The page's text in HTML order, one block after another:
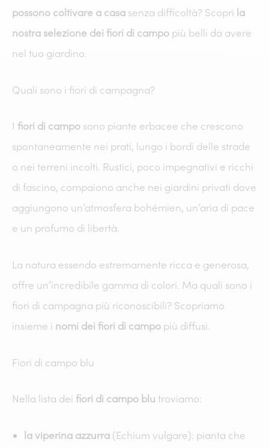
possono coltivare a casa senza difficoltà? Scopri la
nostra selezione dei fiori di campo più belli da avere
nel tuo giardino.
Quali sono i fiori di campagna?
I fiori di campo sono piante erbacee che crescono
spontaneamente nei prati, lungo i bordi delle strade
o nei terreni incolti. Rustici, poco impegnativi e ricchi
di fascino, compaiono anche nei giardini privati ​​dove
aggiungono un’atmosfera bohémien, un’aria di pace
e un profumo di libertà.
La natura essendo estremamente ricca e generosa,
offre un’incredibile gamma di colori. Ma quali sono i
fiori di campagna più riconoscibili? Scopriamo
insieme i nomi dei fiori di campo più diffusi.
Fiori di campo blu
Nella lista dei fiori di campo blu troviamo:
la viperina azzurra (Echium vulgare): pianta che